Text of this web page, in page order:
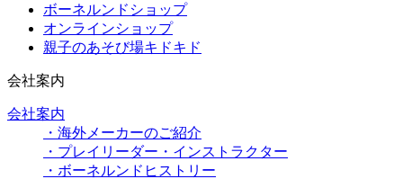
ボーネルンドショップ
オンラインショップ
親子のあそび場キドキド
会社案内
会社案内
・海外メーカーのご紹介
・プレイリーダー・インストラクター
・ボーネルンドヒストリー